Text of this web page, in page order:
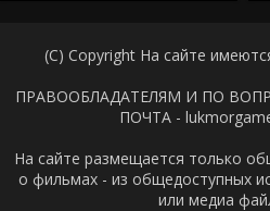
(C) Copyright На сайте
ПРАВООБЛАДАТЕЛЯМ И ПО
ПОЧТА -
На сайте размещается только
о фильмах - из общедоступных
или медиа